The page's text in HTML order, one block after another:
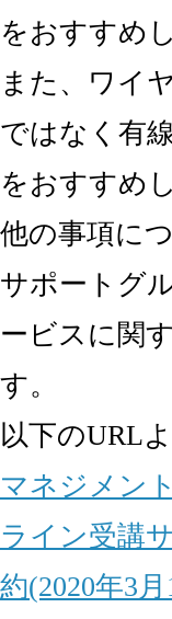
をおすすめ
また、ワイ
ではなく有
をおすすめ
他の事項に
サポートグ
ービスに関
す。
以下のURL
マネジメン
ライン受講
約(2020年3